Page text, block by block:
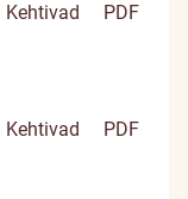
Kehtivad PDF
Kehtivad PDF